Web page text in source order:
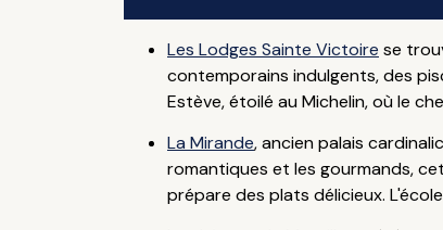
Les Lodges Sainte Victoire se
contemporains indulgents, des
Estève, étoilé au Michelin, où le
La Mirande, ancien palais
romantiques et les gourmands,
prépare des plats délicieux.